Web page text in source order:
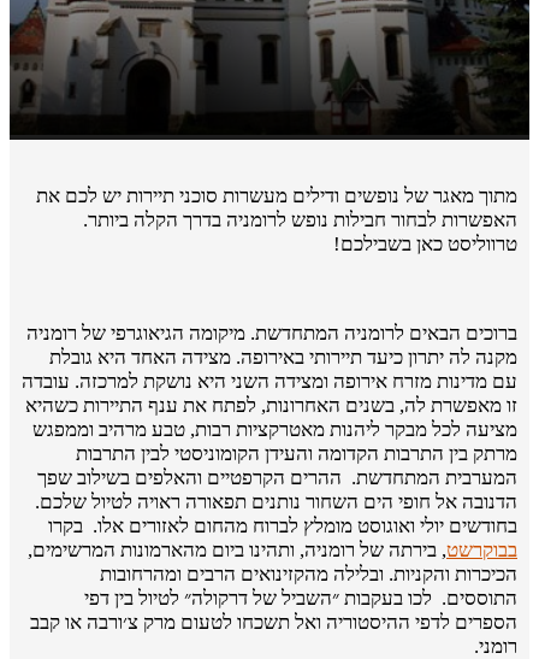
מתוך מאגר של נופשים ודילים מעשרות סוכני תיירות יש לכם את
האפשרות לבחור חבילות נופש לרומניה בדרך הקלה ביותר.
טרווליסט כאן בשבילכם!
ברוכים הבאים לרומניה המתחדשת. מיקומה הגיאוגרפי של רומניה
מקנה לה יתרון כיעד תיירותי באירופה. מצידה האחד היא גובלת
עם מדינות מזרח אירופה ומצידה השני היא נושקת למרכזה. עובדה
זו מאפשרת לה, בשנים האחרונות, לפתח את ענף התיירות כשהיא
מציעה לכל מבקר ליהנות מאטרקציות רבות, טבע מרהיב וממפגש
מרתק בין התרבות הקדומה והעידן הקומוניסטי לבין התרבות
המערבית המתחדשת. ההרים הקרפטיים והאלפים בשילוב שפך
הדנובה אל חופי הים השחור נותנים תפאורה ראויה לטיול שלכם.
בחודשים יולי ואוגוסט מומלץ לברוח מהחום לאזורים אלו. בקרו
בבוקרשט, בירתה של רומניה, ותהינו ביום מהארמונות המרשימים,
הכיכרות והקניות. ובלילה מהקזינואים הרבים ומהרחובות
התוססים. לכו בעקבות ״השביל של דרקולה״ לטיול בין דפי
הספרים לדפי ההיסטוריה ואל תשכחו לטעום מרק צ׳ורבה או קבב
רומני.